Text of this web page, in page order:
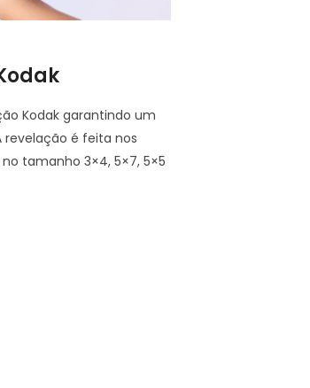
Kodak garantindo um
revelação é feita nos
no tamanho 3×4, 5×7, 5×5